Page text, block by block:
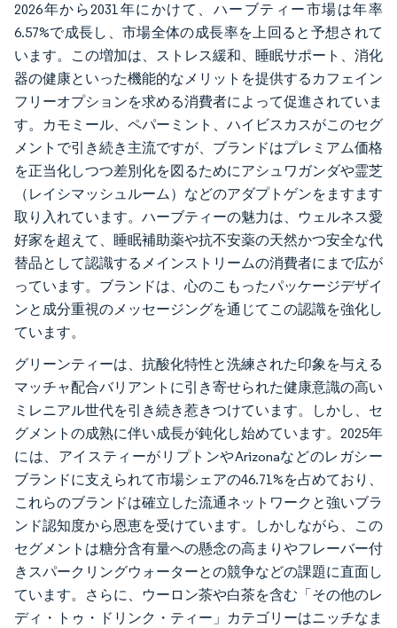
2026年から2031年にかけて、ハーブティー市場は年率
6.57%で成長し、市場全体の成長率を上回ると予想されて
います。この増加は、ストレス緩和、睡眠サポート、消化
器の健康といった機能的なメリットを提供するカフェイン
フリーオプションを求める消費者によって促進されていま
す。カモミール、ペパーミント、ハイビスカスがこのセグ
メントで引き続き主流ですが、ブランドはプレミアム価格
を正当化しつつ差別化を図るためにアシュワガンダや霊芝
（レイシマッシュルーム）などのアダプトゲンをますます
取り入れています。ハーブティーの魅力は、ウェルネス愛
好家を超えて、睡眠補助薬や抗不安薬の天然かつ安全な代
替品として認識するメインストリームの消費者にまで広が
っています。ブランドは、心のこもったパッケージデザイ
ンと成分重視のメッセージングを通じてこの認識を強化し
ています。
グリーンティーは、抗酸化特性と洗練された印象を与える
マッチャ配合バリアントに引き寄せられた健康意識の高い
ミレニアル世代を引き続き惹きつけています。しかし、セ
グメントの成熟に伴い成長が鈍化し始めています。2025年
には、アイスティーがリプトンやArizonaなどのレガシー
ブランドに支えられて市場シェアの46.71%を占めており、
これらのブランドは確立した流通ネットワークと強いブラ
ンド認知度から恩恵を受けています。しかしながら、この
セグメントは糖分含有量への懸念の高まりやフレーバー付
きスパークリングウォーターとの競争などの課題に直面し
ています。さらに、ウーロン茶や白茶を含む「その他のレ
ディ・トゥ・ドリンク・ティー」カテゴリーはニッチなま